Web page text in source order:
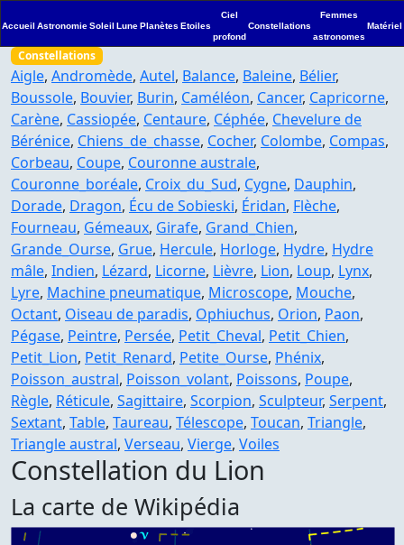
Accueil AstronomieSoleil LunePlanètes Etoiles
Ciel
profond
Constellations
Femmes
astronomes
Matériel
Constellations
Aigle, Andromède, Autel, Balance, Baleine, Bélier,
Boussole, Bouvier, Burin, Caméléon, Cancer, Capricorne,
Carène, Cassiopée, Centaure, Céphée, Chevelure de
Bérénice, Chiens_de_chasse, Cocher, Colombe, Compas,
Corbeau, Coupe, Couronne australe,
Couronne_boréale, Croix_du_Sud, Cygne, Dauphin,
Dorade, Dragon, Écu de Sobieski, Éridan, Flèche,
Fourneau, Gémeaux, Girafe, Grand_Chien,
Grande_Ourse, Grue, Hercule, Horloge, Hydre, Hydre
mâle, Indien, Lézard, Licorne, Lièvre, Lion, Loup, Lynx,
Lyre, Machine pneumatique, Microscope, Mouche,
Octant, Oiseau de paradis, Ophiuchus, Orion, Paon,
Pégase, Peintre, Persée, Petit_Cheval, Petit_Chien,
Petit_Lion, Petit_Renard, Petite_Ourse, Phénix,
Poisson_austral, Poisson_volant, Poissons, Poupe,
Règle, Réticule, Sagittaire, Scorpion, Sculpteur, Serpent,
Sextant, Table, Taureau, Télescope, Toucan, Triangle,
Triangle austral, Verseau, Vierge, Voiles
Constellation du Lion
La carte de Wikipédia